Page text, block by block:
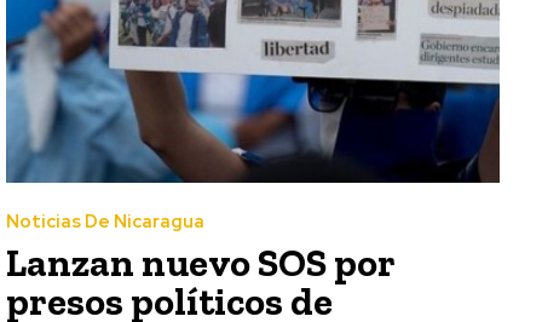
Noticias De Nicaragua
Lanzan nuevo SOS por
presos políticos de